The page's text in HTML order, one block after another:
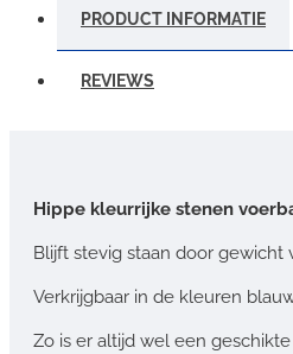
PRODUCT INFORMATIE
REVIEWS
Hippe kleurrijke stenen
Blijft stevig staan door gewicht
Verkrijgbaar in de kleuren
Zo is er altijd wel een